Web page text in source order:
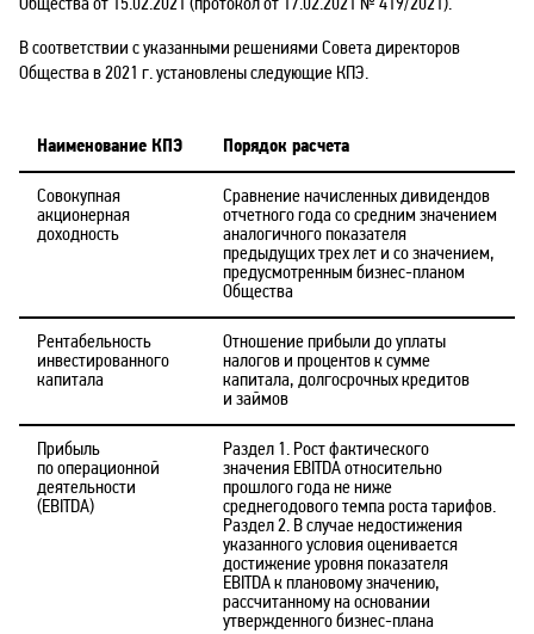
Общества от 15.02.2021 (протокол от 17.02.2021 № 419/2021).
В соответствии с указанными решениями Совета директоров
Общества в 2021 г. установлены следующие КПЭ.
Наименование КПЭ Порядок расчета
Совокупная
акционерная
доходность
Сравнение начисленных дивидендов
отчетного года со средним значением
аналогичного показателя
предыдущих трех лет и со значением,
предусмотренным бизнес-планом
Общества
Рентабельность
инвестированного
капитала
Отношение прибыли до уплаты
налогов и процентов к сумме
капитала, долгосрочных кредитов
и займов
Прибыль
по операционной
деятельности
(EBITDA)
Раздел 1. Рост фактического
значения EBITDA относительно
прошлого года не ниже
среднегодового темпа роста тарифов.
Раздел 2. В случае недостижения
указанного условия оценивается
достижение уровня показателя
EBITDA к плановому значению,
рассчитанному на основании
утвержденного бизнес-плана